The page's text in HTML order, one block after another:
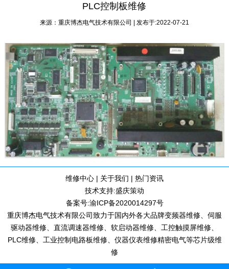
PLC控制板维修
来源： 重庆博杰电气技术有限公司 | 发布于:2022-07-21
维修中心 | 关于我们 | 热门资讯
技术支持:盛庆策动
备案号:渝ICP备2020014297号
重庆博杰电气技术有限公司致力于国内外各大品牌变频器维修、伺服
驱动器维修、直流调速器维修、软启动器维修、工控触摸屏维修、
PLC维修、工业控制电路板维修、仪器仪表维修精密电气等芯片级维
修